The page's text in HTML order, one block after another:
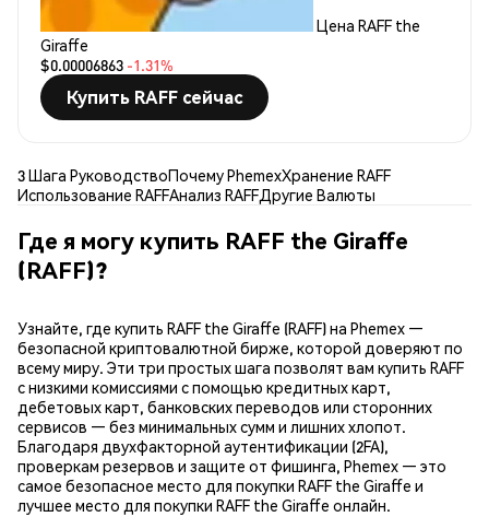
Цена RAFF the
Giraffe
$0.00006863 -1.31%
Купить RAFF сейчас
3 Шага РуководствоПочему PhemexХранение RAFF
Использование RAFFАнализ RAFFДругие Валюты
Где я могу купить RAFF the Giraffe
(RAFF)?
Узнайте, где купить RAFF the Giraffe (RAFF) на Phemex —
безопасной криптовалютной бирже, которой доверяют по
всему миру. Эти три простых шага позволят вам купить RAFF
с низкими комиссиями с помощью кредитных карт,
дебетовых карт, банковских переводов или сторонних
сервисов — без минимальных сумм и лишних хлопот.
Благодаря двухфакторной аутентификации (2FA),
проверкам резервов и защите от фишинга, Phemex — это
самое безопасное место для покупки RAFF the Giraffe и
лучшее место для покупки RAFF the Giraffe онлайн.